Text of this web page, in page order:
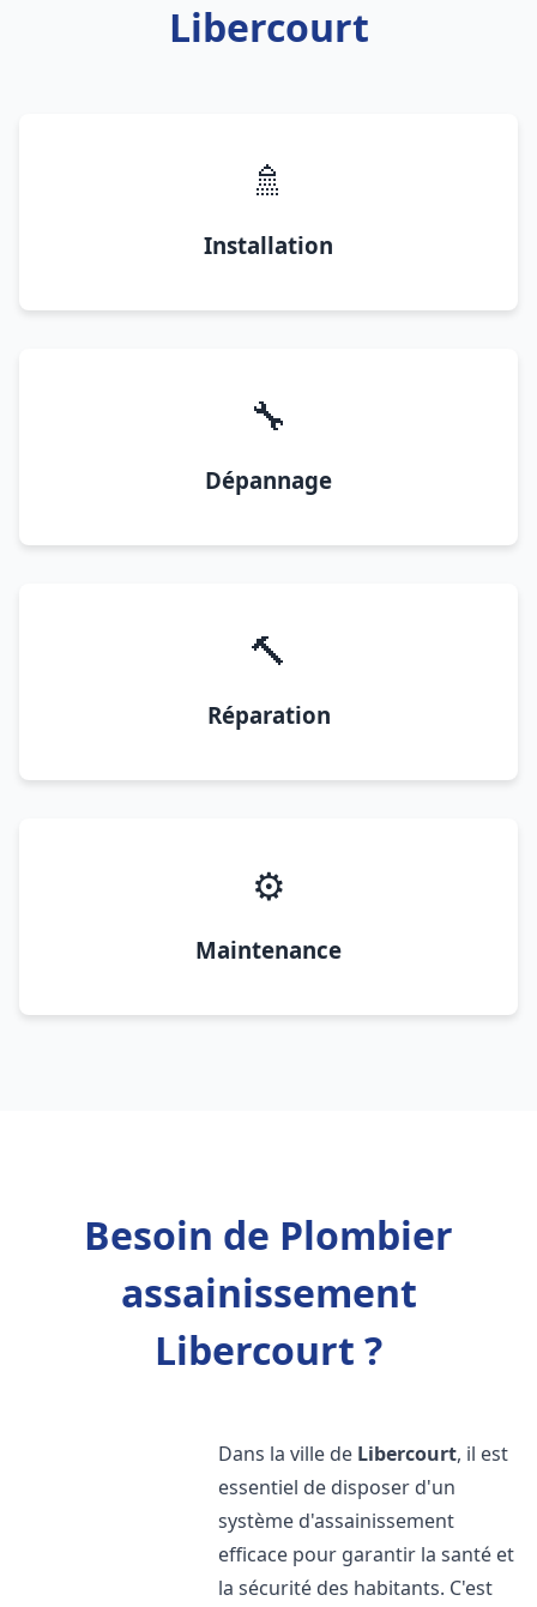
Libercourt
🚿
Installation
🔧
Dépannage
🔨
Réparation
⚙️
Maintenance
Besoin de Plombier
assainissement
Libercourt ?
Dans la ville de Libercourt, il est
essentiel de disposer d'un
système d'assainissement
efficace pour garantir la santé et
la sécurité des habitants. C'est